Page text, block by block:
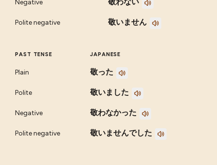
Negative 敬わない
Polite negative 敬いません
PAST TENSE JAPANESE
Plain 敬った
Polite 敬いました
Negative 敬わなかった
Polite negative 敬いませんでした